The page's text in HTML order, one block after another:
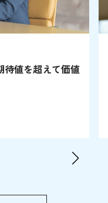
待値を超えて価値